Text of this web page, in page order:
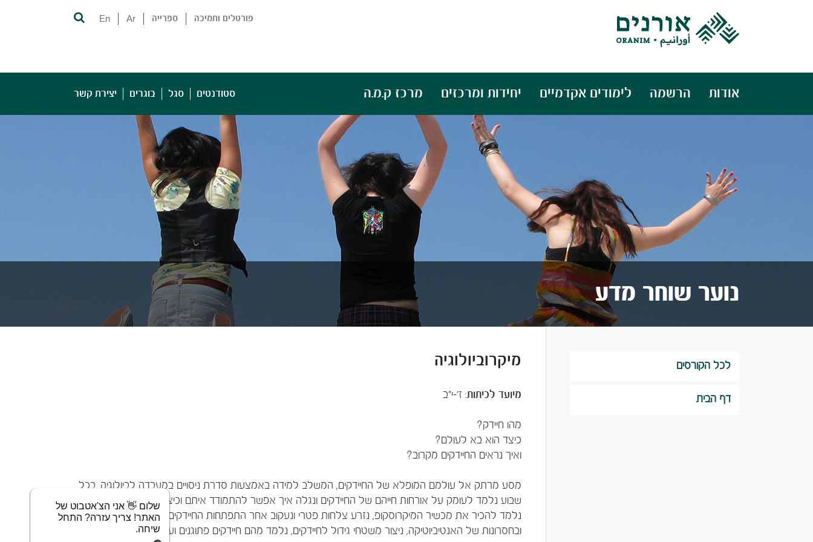
פורטלים ותמיכה ספרייה Ar
En
אודות הרשמה לימודים אקדמיים יחידות ומרכזים מרכז ק.מ.ה סטודנטים סגל בוגרים יצירת קשר
נוער שוחר מדע
מיקרוביולוגיה
מיועד לכיתות: ז'-י"ב
מהו חיידק?
כיצד הוא בא לעולם?
ואיך נראים החיידקים מקרוב?
מסע מרתק אל עולמם המופלא של החיידקים, המשלב למידה באמצעות סדרת ניסויים במעבדה לביולוגיה. בכל
שבוע נלמד לעומק על אורחות חייהם של החיידקים ונגלה איך אפשר להתמודד איתם וכיצד הם עוזרים לנו.
נלמד להכיר את מכשיר המיקרוסקופ, נזרע צלחות פטרי ונעקוב אחר התפתחות החיידקים בהן, נעסוק ביתרונות
ובחסרונות של האנטיביוטיקה, ניצור משטחי גידול לחיידקים, נלמד מהם חיידקים פתוגנים ועוד.
לכל הקורסים
דף הבית
שלום 👋 אני הצ'אטבוט של
האתר! צריך עזרה? התחל
שיחה.